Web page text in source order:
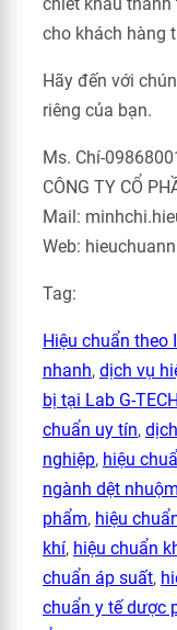
cho khách hàng
Hãy đến với
riêng của bạn.
Ms. Chí-
CÔNG TY CỔ
Mail:
Web:
Tag:
Hiệu chuẩn theo
nhanh, dịch vụ
bị tại Lab G-TECH
chuẩn uy tín,
nghiệp, hiệu
ngành dệt nhuộm
phẩm, hiệu
khí, hiệu chuẩn
chuẩn áp suất,
chuẩn y tế dược